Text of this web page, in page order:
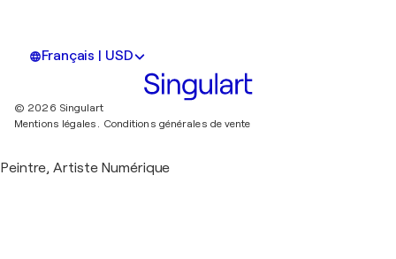
Français | USD
© 2026 Singulart
Mentions légales. Conditions générales de vente
Peintre, Artiste Numérique